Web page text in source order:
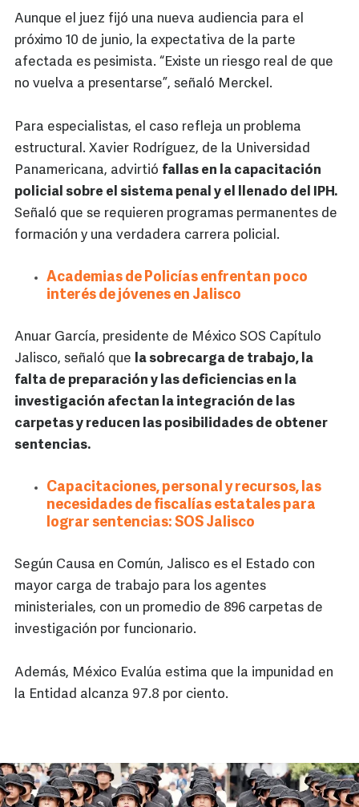
Aunque el juez fijó una nueva audiencia para el
próximo 10 de junio, la expectativa de la parte
afectada es pesimista. “Existe un riesgo real de que
no vuelva a presentarse”, señaló Merckel.
Para especialistas, el caso refleja un problema
estructural. Xavier Rodríguez, de la Universidad
Panamericana, advirtió fallas en la capacitación
policial sobre el sistema penal y el llenado del IPH.
Señaló que se requieren programas permanentes de
formación y una verdadera carrera policial.
Academias de Policías enfrentan poco
interés de jóvenes en Jalisco
Anuar García, presidente de México SOS Capítulo
Jalisco, señaló que la sobrecarga de trabajo, la
falta de preparación y las deficiencias en la
investigación afectan la integración de las
carpetas y reducen las posibilidades de obtener
sentencias.
Capacitaciones, personal y recursos, las
necesidades de fiscalías estatales para
lograr sentencias: SOS Jalisco
Según Causa en Común, Jalisco es el Estado con
mayor carga de trabajo para los agentes
ministeriales, con un promedio de 896 carpetas de
investigación por funcionario.
Además, México Evalúa estima que la impunidad en
la Entidad alcanza 97.8 por ciento.